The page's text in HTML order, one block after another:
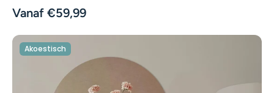
Vanaf €59,99
Akoestisch